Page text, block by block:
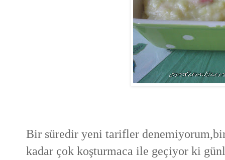
Bir süredir yeni tarifler
kadar çok koşturmaca ile geçiyor ki